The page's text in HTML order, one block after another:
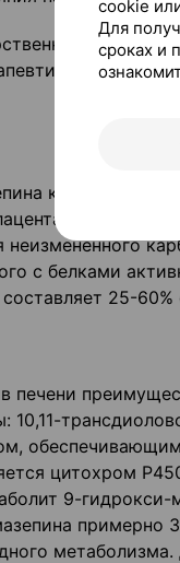
средств
кажущийся
неизмененного
с белками
25-
печени
10,11-
цитохром
9-
примерно
cookie
Для
сроках и